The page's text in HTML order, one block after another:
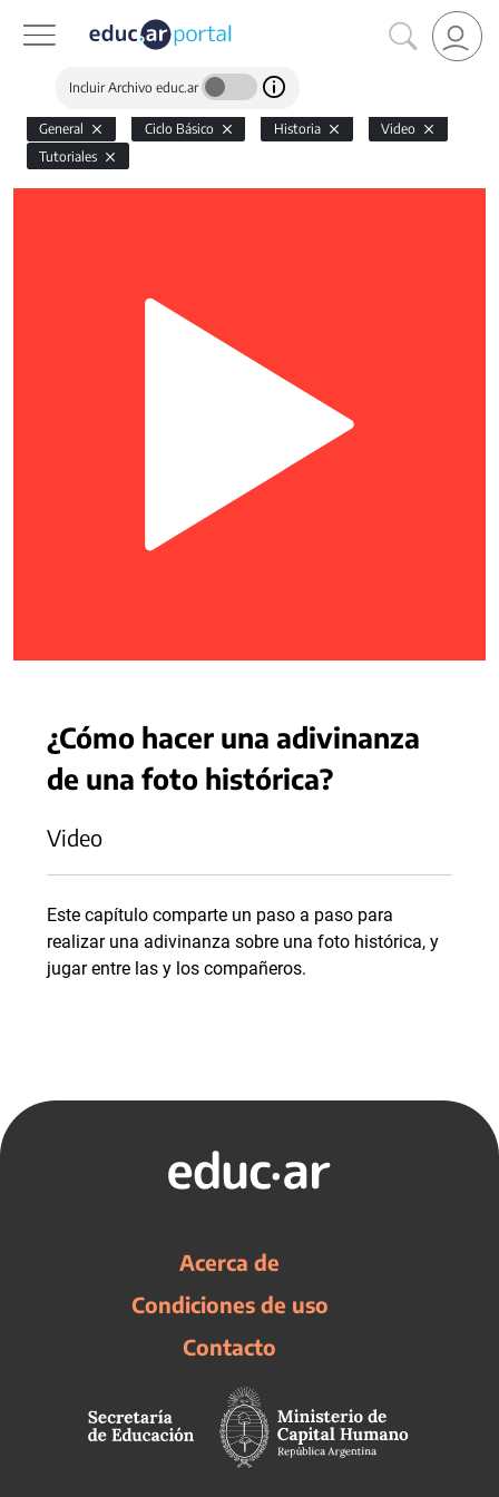
Incluir Archivo educ.ar
General Ciclo Básico Historia
Video
Tutoriales
¿Cómo hacer una adivinanza
de una foto histórica?
Video
Este capítulo comparte un paso a paso para
realizar una adivinanza sobre una foto histórica, y
jugar entre las y los compañeros.
Acerca de
Condiciones de uso
Contacto